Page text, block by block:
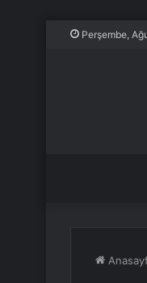
Perşembe,